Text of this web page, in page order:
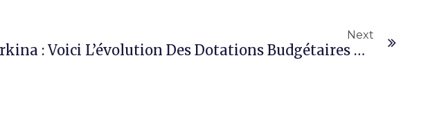
Next
Burkina : Voici L’évolution Des Dotations Budgétaires Des Huit Secteurs Prioritaires Du Gouvernement Entre 2024 Et 2025